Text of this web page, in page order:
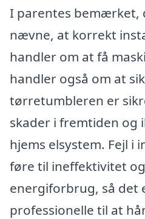
I parentes bemærket,
nævne, at korrekt
handler om at få
handler også om at
tørretumbleren er
skader i fremtiden og
hjems elsystem. Fejl i
føre til ineffektivitet
energiforbrug, så det
professionelle til at